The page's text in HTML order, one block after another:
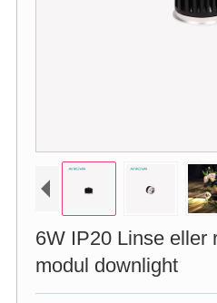
6W IP20 Linse eller
modul downlight